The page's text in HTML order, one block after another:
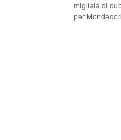
migliaia di
per